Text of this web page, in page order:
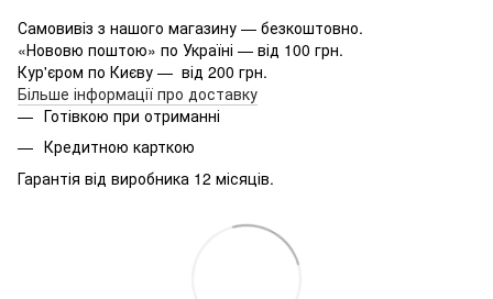
Самовивіз з нашого магазину — безкоштовно.
«Нововю поштою» по Україні — від 100 грн.
Кур'єром по Києву — від 200 грн.
Більше інформації про доставку
Готівкою при отриманні
Кредитною карткою
Гарантія від виробника 12 місяців.